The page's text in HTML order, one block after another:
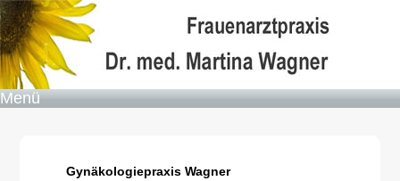
Menü
Gynäkologiepraxis Wagner